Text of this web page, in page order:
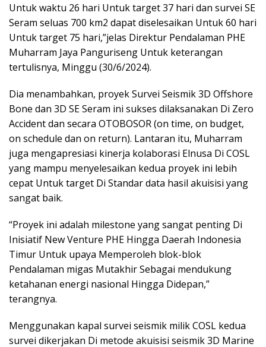
Untuk waktu 26 hari Untuk target 37 hari dan survei SE
Seram seluas 700 km2 dapat diselesaikan Untuk 60 hari
Untuk target 75 hari,”jelas Direktur Pendalaman PHE
Muharram Jaya Panguriseng Untuk keterangan
tertulisnya, Minggu (30/6/2024).
Dia menambahkan, proyek Survei Seismik 3D Offshore
Bone dan 3D SE Seram ini sukses dilaksanakan Di Zero
Accident dan secara OTOBOSOR (on time, on budget,
on schedule dan on return). Lantaran itu, Muharram
juga mengapresiasi kinerja kolaborasi Elnusa Di COSL
yang mampu menyelesaikan kedua proyek ini lebih
cepat Untuk target Di Standar data hasil akuisisi yang
sangat baik.
“Proyek ini adalah milestone yang sangat penting Di
Inisiatif New Venture PHE Hingga Daerah Indonesia
Timur Untuk upaya Memperoleh blok-blok
Pendalaman migas Mutakhir Sebagai mendukung
ketahanan energi nasional Hingga Didepan,”
terangnya.
Menggunakan kapal survei seismik milik COSL kedua
survei dikerjakan Di metode akuisisi seismik 3D Marine